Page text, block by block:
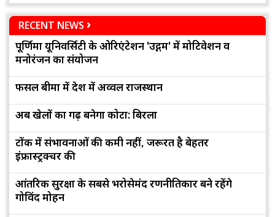
RECENT NEWS
पूर्णिमा यूनिवर्सिटी के ओरिएंटेशन 'उद्गम' में मोटिवेशन व
मनोरंजन का संयोजन
फसल बीमा में देश में अव्वल राजस्थान
अब खेलों का गढ़ बनेगा कोटा: बिरला
टोंक में संभावनाओं की कमी नहीं, जरूरत है बेहतर
इंफ्रास्ट्रक्चर की
आंतरिक सुरक्षा के सबसे भरोसेमंद रणनीतिकार बने रहेंगे
गोविंद मोहन